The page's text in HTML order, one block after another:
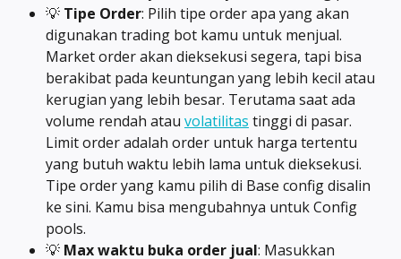
💡 Tipe Order: Pilih tipe order apa yang akan
digunakan trading bot kamu untuk menjual.
Market order akan dieksekusi segera, tapi bisa
berakibat pada keuntungan yang lebih kecil atau
kerugian yang lebih besar. Terutama saat ada
volume rendah atau volatilitas tinggi di pasar.
Limit order adalah order untuk harga tertentu
yang butuh waktu lebih lama untuk dieksekusi.
Tipe order yang kamu pilih di Base config disalin
ke sini. Kamu bisa mengubahnya untuk Config
pools.
💡 Max waktu buka order jual: Masukkan